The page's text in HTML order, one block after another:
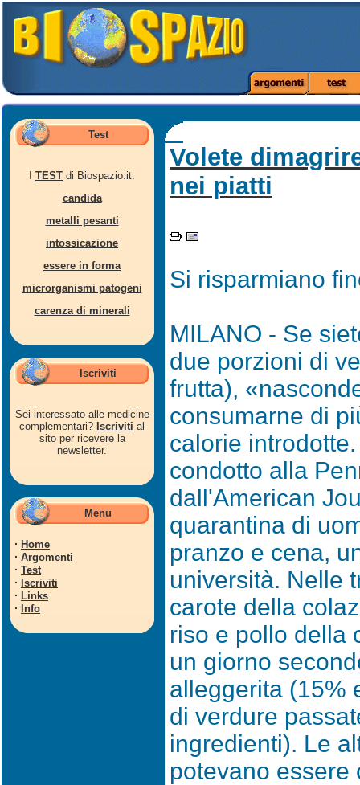
Test
TEST di Biospazio.it:
candida
metalli pesanti
intossicazione
essere in forma
microrganismi patogeni
carenza di minerali
Iscriviti
Sei interessato alle medicine
complementari? Iscriviti al
sito per ricevere la
newsletter.
Menu
· Home
· Argomenti
· Test
· Iscriviti
· Links
· Info
Volete
nei piatti
Si risparmiano
MILANO - Se
due porzioni di
frutta),
consumarne di
calorie
condotto alla
dall'American
quarantina di
pranzo e cena,
università. Nelle
carote della
riso e pollo della
un giorno
alleggerita (15%
di verdure
ingredienti). Le
potevano essere